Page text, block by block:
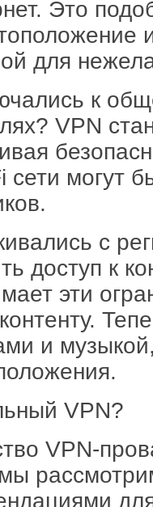
Это
для
к
VPN
могут
с
доступ к
эти
и
VPN?
VPN-